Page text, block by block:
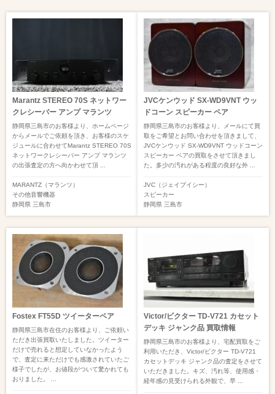
Marantz STEREO 70S ネットワー
クレシーバー アンプ マランツ
静岡県三島市のお客様より、ホームページ
からメールでご依頼を頂き、お客様のスケ
ジュールに合わせてMarantz STEREO 70S
ネットワークレシーバー アンプ マランツ
の出張査定の方へ向かわせて頂 ...
MARANTZ（マランツ）
その他音響機器
静岡県 三島市
JVCケンウッド SX-WD9VNT ウッ
ドコーン スピーカー ペア
静岡県三島市のお客様より、メールにて買
取をご希望とお問い合わせを頂きまして、
JVCケンウッド SX-WD9VNT ウッドコーン
スピーカー ペアの買取をさせて頂きまし
た。多少の汚れがある程度の良好な外 ...
JVC（ジェイブイシー）
スピーカー
静岡県 三島市
Fostex FT55D ツイーターペア
静岡県三島市在住のお客様より、ご依頼い
ただき出張買取いたしました。ツイーター
だけで売れると想定していなかったよう
で、査定に来ただけでも感激されていたご
様子でしたが、お値段がついて驚かれても
おりました。 ...
Victor/ビクター TD-V721 カセット
デッキ ジャンク品 買取情報
静岡県三島市のお客様より、宅配買取をご
利用いただき、Victor/ビクター TD-V721
カセットデッキ ジャンク品の査定をさせて
いただきました。キズ、汚れ等、使用感・
経年感の見受けられる外観で、早 ...